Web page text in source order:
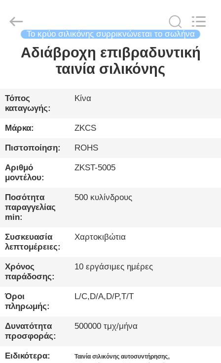
ΣΠΊΤΙ
ΒΊΝΤΕΟ
ΓΙΑ
ΕΜΆΣ
ΞΕΝΆΓΗΣΗ
ΣΤΟ
ΠΟΙΟΤΙΚΌΣ
ΈΛΕΓΧΟΣ
ΕΠΙΚΟΙΝΩΝΉΣΤΕ
ΜΑΖΊ
ΜΑΣ
INDUSTRIAL
CO.,
Reserved.
Το κρύο σιλικόνης συρρικνώνεται το σωλήνα
Αδιάβροχη επιβραδυντική
ταινία σιλικόνης
Τόπος
καταγωγής:
Κίνα
Μάρκα: ZKCS
Πιστοποίηση: ROHS
Αριθμό
μοντέλου:
ZKST-5005
Ποσότητα
παραγγελίας
min:
500 κυλίνδρους
Συσκευασία
λεπτομέρειες:
Χαρτοκιβώτια
Χρόνος
παράδοσης:
10 εργάσιμες ημέρες
Όροι
πληρωμής:
L/C,D/A,D/P,T/T
Δυνατότητα
προσφοράς:
500000 τμχ/μήνα
Ειδικότερα: Ταινία σιλικόνης αυτοσυντήρησης,